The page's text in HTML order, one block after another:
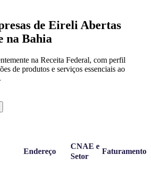
de Eireli Abertas
na Bahia
na Receita Federal, com perfil
de produtos e serviços essenciais ao
Endereço
CNAE e
Setor
Faturamento